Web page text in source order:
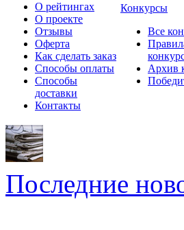
О рейтингах
О проекте
Отзывы
Оферта
Как сделать заказ
Способы оплаты
Способы
доставки
Контакты
Конкурсы
Все
Архив
Последние